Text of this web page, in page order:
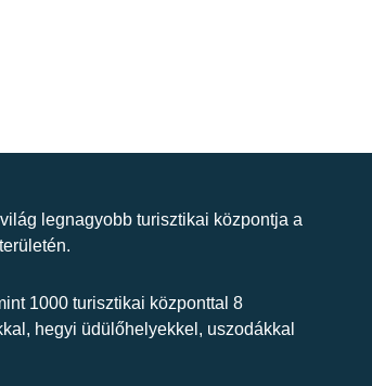
legnagyobb turisztikai központja a
1000 turisztikai központtal 8
hegyi üdülőhelyekkel, uszodákkal